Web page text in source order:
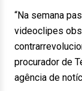
“Na semana
videoclipes
procurador de
agência de